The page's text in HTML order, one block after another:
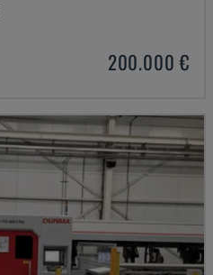
200.000 €